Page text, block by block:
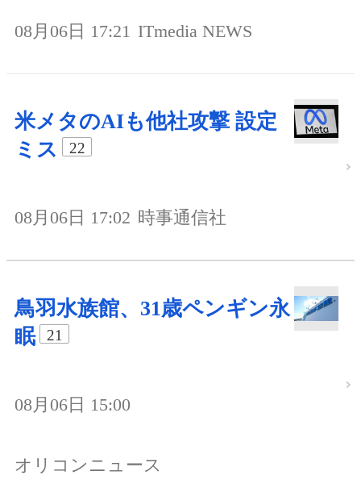
08月06日 17:21 ITmedia NEWS
米メタのAIも他社攻撃 設定
ミス
22
08月06日 17:02 時事通信社
鳥羽水族館、31歳ペンギン永
眠
21
08月06日 15:00
オリコンニュース